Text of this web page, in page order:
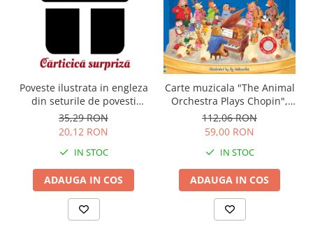
Poveste ilustrata in engleza
din seturile de povesti
Usborne
35,29 RON
20,12 RON
IN STOC
ADAUGA IN COS
Carte muzicala "The Animal
Orchestra Plays Chopin",
cartonata, Usborne
112,06 RON
59,00 RON
IN STOC
ADAUGA IN COS